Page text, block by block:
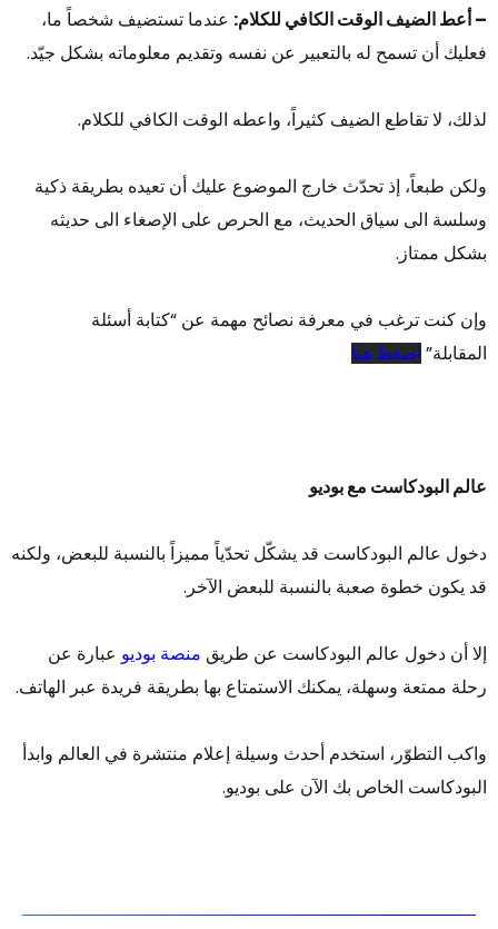
– أعط الضيف الوقت الكافي للكلام: عندما تستضيف شخصاً ما،
فعليك أن تسمح له بالتعبير عن نفسه وتقديم معلوماته بشكل جيّد.
لذلك، لا تقاطع الضيف كثيراً، واعطه الوقت الكافي للكلام.
ولكن طبعاً، إذ تحدّث خارج الموضوع عليك أن تعيده بطريقة ذكية
وسلسة الى سياق الحديث، مع الحرص على الإصغاء الى حديثه
بشكل ممتاز.
وإن كنت ترغب في معرفة نصائح مهمة عن “كتابة أسئلة
المقابلة” اضغط هنا
عالم البودكاست مع بوديو
دخول عالم البودكاست قد يشكّل تحدّياً مميزاً بالنسبة للبعض، ولكنه
قد يكون خطوة صعبة بالنسبة للبعض الآخر.
إلا أن دخول عالم البودكاست عن طريق منصة بوديو عبارة عن
رحلة ممتعة وسهلة، يمكنك الاستمتاع بها بطريقة فريدة عبر الهاتف.
واكب التطوّر، استخدم أحدث وسيلة إعلام منتشرة في العالم وابدأ
البودكاست الخاص بك الآن على بوديو.